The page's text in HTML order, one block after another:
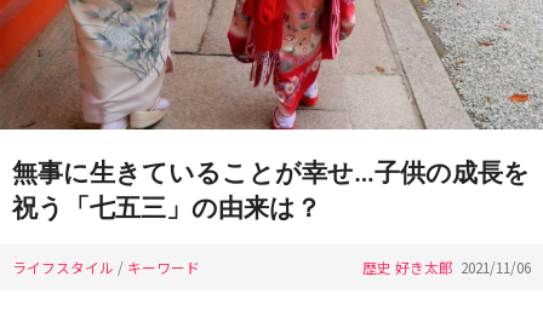
無事に生きていることが幸せ…子供の成長を
祝う「七五三」の由来は？
ライフスタイル / キーワード 歴史 好き太郎 2021/11/06